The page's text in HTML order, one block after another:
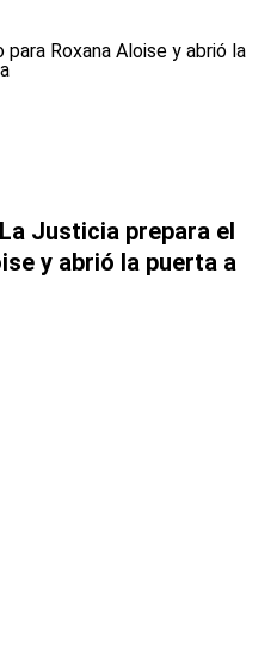
La Justicia prepara el
y abrió la puerta a